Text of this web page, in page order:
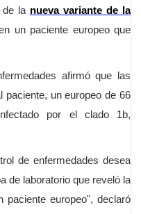
la nueva variante de la
un paciente europeo que
afirmó que las
paciente, un europeo de 66
por el clado 1b,
de enfermedades desea
de laboratorio que reveló la
paciente europeo", declaró